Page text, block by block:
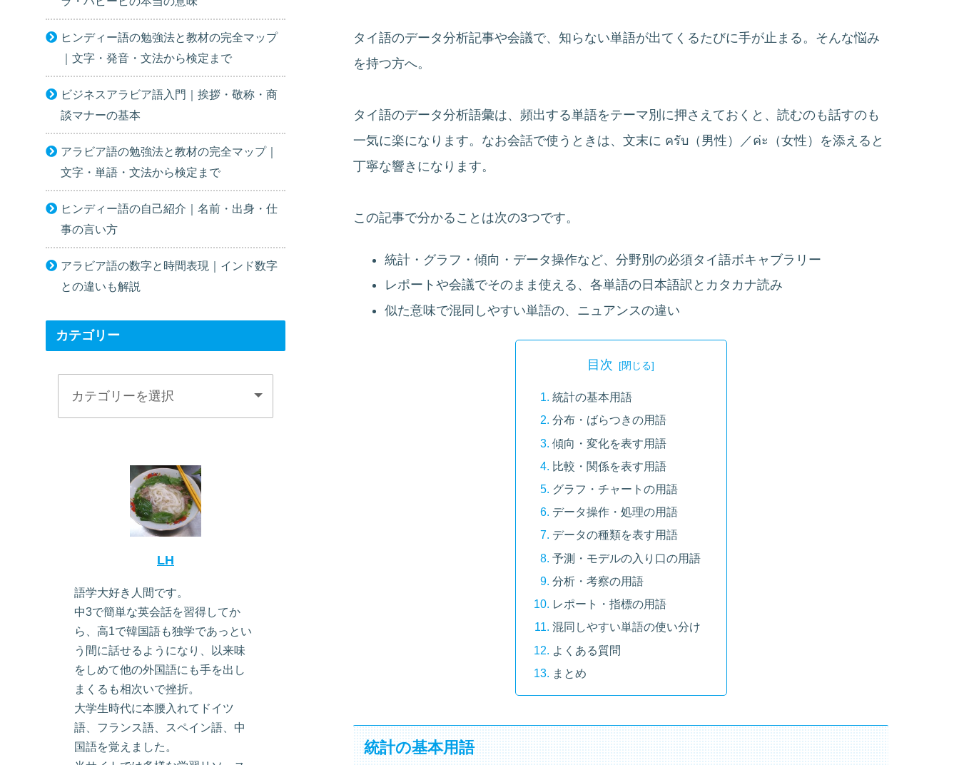
タイ語のデータ分析記事や会議で、知らない単語が出てくるたびに手が止まる。そんな悩み
を持つ方へ。
タイ語のデータ分析語彙は、頻出する単語をテーマ別に押さえておくと、読むのも話すのも
一気に楽になります。なお会話で使うときは、文末に ครับ（男性）／ค่ะ（女性）を添えると
丁寧な響きになります。
この記事で分かることは次の3つです。
統計・グラフ・傾向・データ操作など、分野別の必須タイ語ボキャブラリー
レポートや会議でそのまま使える、各単語の日本語訳とカタカナ読み
似た意味で混同しやすい単語の、ニュアンスの違い
目次
統計の基本用語
分布・ばらつきの用語
傾向・変化を表す用語
比較・関係を表す用語
グラフ・チャートの用語
データ操作・処理の用語
データの種類を表す用語
予測・モデルの入り口の用語
分析・考察の用語
レポート・指標の用語
混同しやすい単語の使い分け
よくある質問
まとめ
統計の基本用語
ヒンディー語の勉強法と教材の完全マップ
｜文字・発音・文法から検定まで
ビジネスアラビア語入門｜挨拶・敬称・商
談マナーの基本
アラビア語の勉強法と教材の完全マップ｜
文字・単語・文法から検定まで
ヒンディー語の自己紹介｜名前・出身・仕
事の言い方
アラビア語の数字と時間表現｜インド数字
との違いも解説
カテゴリー
LH
語学大好き人間です。
中3で簡単な英会話を習得してか
ら、高1で韓国語も独学であっとい
う間に話せるようになり、以来味
をしめて他の外国語にも手を出し
まくるも相次いで挫折。
大学生時代に本腰入れてドイツ
語、フランス語、スペイン語、中
国語を覚えました。